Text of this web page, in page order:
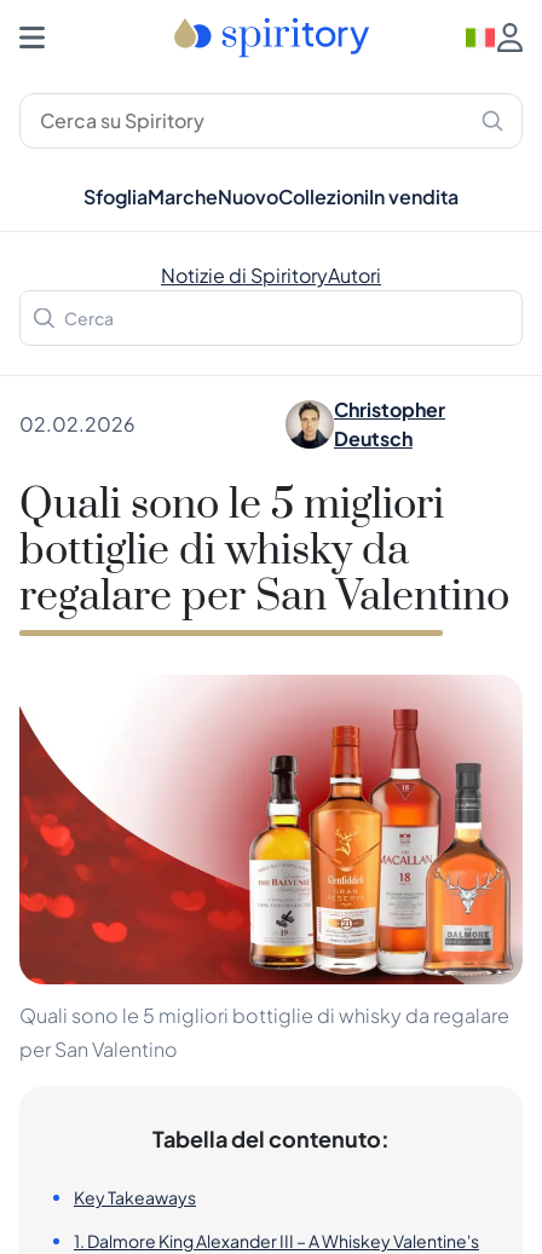
SfogliaMarcheNuovoCollezioniIn vendita
Notizie di SpiritoryAutori
02.02.2026
Christopher
Deutsch
Quali sono le 5 migliori
bottiglie di whisky da
regalare per San Valentino
Quali sono le 5 migliori bottiglie di whisky da regalare
per San Valentino
Tabella del contenuto:
Key Takeaways
1. Dalmore King Alexander III – A Whiskey Valentine's